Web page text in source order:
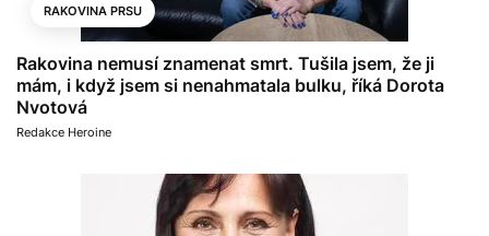
RAKOVINA PRSU
Rakovina nemusí znamenat smrt. Tušila jsem, že ji
mám, i když jsem si nenahmatala bulku, říká Dorota
Nvotová
Redakce Heroine